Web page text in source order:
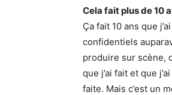
Cela fait plus de 10
Ça fait 10 ans que
confidentiels
produire sur scène,
que j’ai fait et que
faite. Mais c’est un